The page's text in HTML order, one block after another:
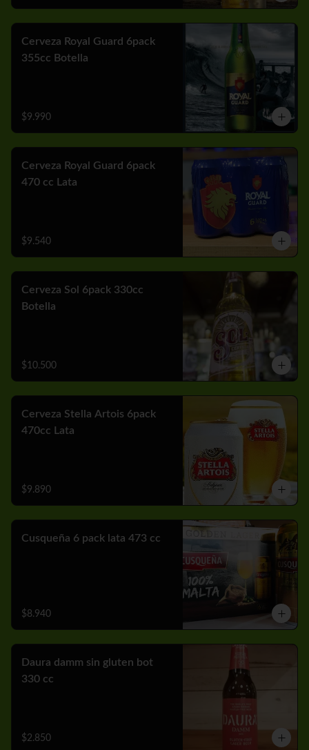
Cerveza Royal Guard 6pack
355cc Botella
$9.990
Cerveza Royal Guard 6pack
470 cc Lata
$9.540
Cerveza Sol 6pack 330cc
Botella
$10.500
Cerveza Stella Artois 6pack
470cc Lata
$9.890
Cusqueña 6 pack lata 473 cc
$8.940
Daura damm sin gluten bot
330 cc
$2.850